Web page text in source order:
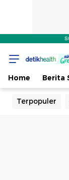
Home Berita
Terpopuler